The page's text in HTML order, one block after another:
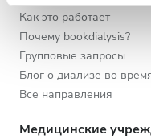
Как это работает
Почему bookdialysis?
Групповые запросы
Блог о диализе во
Все направления
Медицинские